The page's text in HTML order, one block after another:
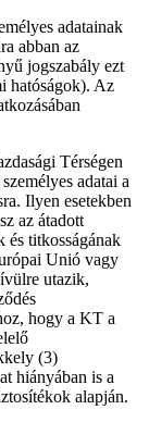
adatainak
abban az
jogszabály ezt
hatóságok). Az
Térségen
adatai a
Ilyen esetekben
az átadott
és titkosságának
Unió vagy
utazik,
hogy a KT a
(3)
hiányában is a
alapján.